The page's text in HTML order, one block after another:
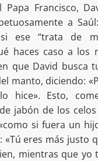
Papa Francisco,
a
ese “trata de
haces caso a los
que David busca
manto, diciendo:
hice». Esto,
jabón de los celos
si fuera un
«Tú eres más justo
mientras que yo